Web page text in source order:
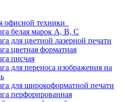
офисной техники
белая марок А, В, С
для цветной лазерной печати
цветная форматная
писчая
для переноса изображения на
для широкоформатной печати
перфорированная